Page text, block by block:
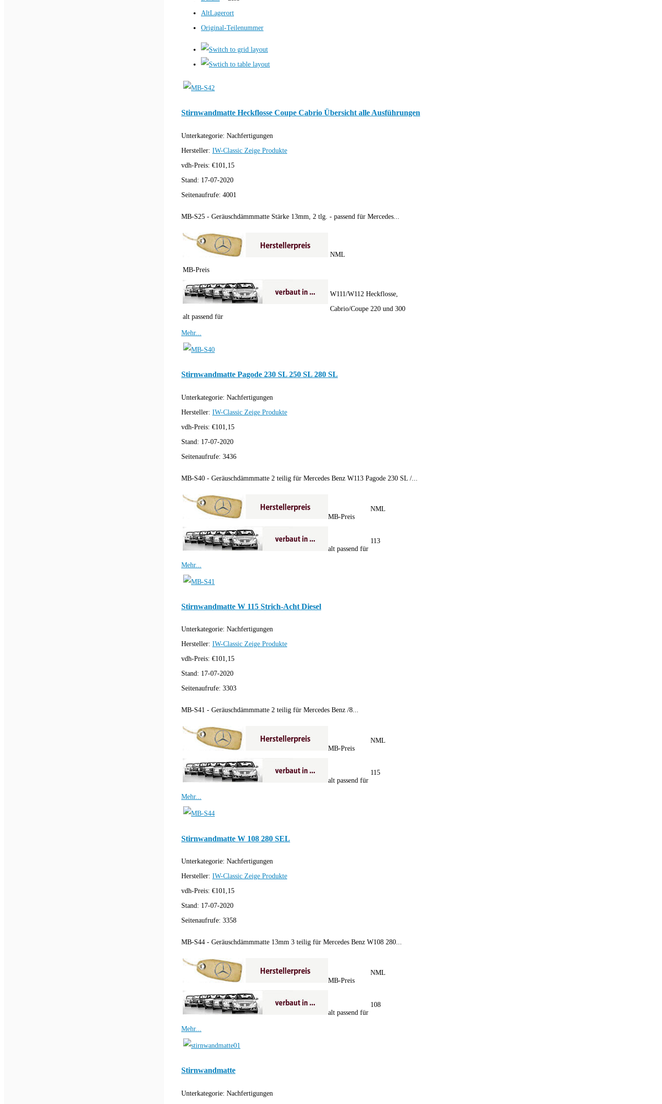
AltLagerort
Original-Teilenummer
Stirnwandmatte Heckflosse Coupe Cabrio Übersicht alle Ausführungen
Unterkategorie: Nachfertigungen
Hersteller: IW-Classic Zeige Produkte
vdh-Preis: €101,15
Stand: 17-07-2020
Seitenaufrufe: 4001
MB-S25 - Geräuschdämmmatte Stärke 13mm, 2 tlg. - passend für Mercedes...
MB-Preis
NML
alt passend für
W111/W112 Heckflosse,
Cabrio/Coupe 220 und 300
Mehr...
Stirnwandmatte Pagode 230 SL 250 SL 280 SL
Unterkategorie: Nachfertigungen
Hersteller: IW-Classic Zeige Produkte
vdh-Preis: €101,15
Stand: 17-07-2020
Seitenaufrufe: 3436
MB-S40 - Geräuschdämmmatte 2 teilig für Mercedes Benz W113 Pagode 230 SL /...
MB-Preis
NML
alt passend für
113
Mehr...
Stirnwandmatte W 115 Strich-Acht Diesel
Unterkategorie: Nachfertigungen
Hersteller: IW-Classic Zeige Produkte
vdh-Preis: €101,15
Stand: 17-07-2020
Seitenaufrufe: 3303
MB-S41 - Geräuschdämmmatte 2 teilig für Mercedes Benz /8...
MB-Preis
NML
alt passend für
115
Mehr...
Stirnwandmatte W 108 280 SEL
Unterkategorie: Nachfertigungen
Hersteller: IW-Classic Zeige Produkte
vdh-Preis: €101,15
Stand: 17-07-2020
Seitenaufrufe: 3358
MB-S44 - Geräuschdämmmatte 13mm 3 teilig für Mercedes Benz W108 280...
MB-Preis
NML
alt passend für
108
Mehr...
Stirnwandmatte
Unterkategorie: Nachfertigungen